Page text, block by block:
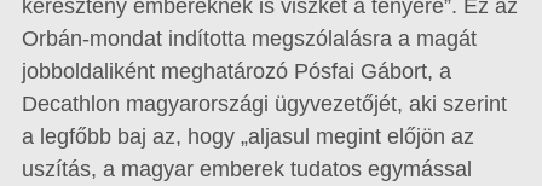
keresztény embereknek is viszket a tenyere”. Ez az
Orbán-mondat indította megszólalásra a magát
jobboldaliként meghatározó Pósfai Gábort, a
Decathlon magyarországi ügyvezetőjét, aki szerint
a legfőbb baj az, hogy „aljasul megint előjön az
uszítás, a magyar emberek tudatos egymással